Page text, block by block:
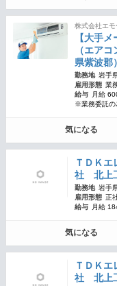
株式会社エモ
【大手
（エア
県紫波郡）
勤務地 岩手
雇用形態 業
給与
月給
※業務委託の
気になる
ＴＤＫ
社 北上
勤務地 岩手
雇用形態 正
給与
月給
気になる
ＴＤＫ
社 北上